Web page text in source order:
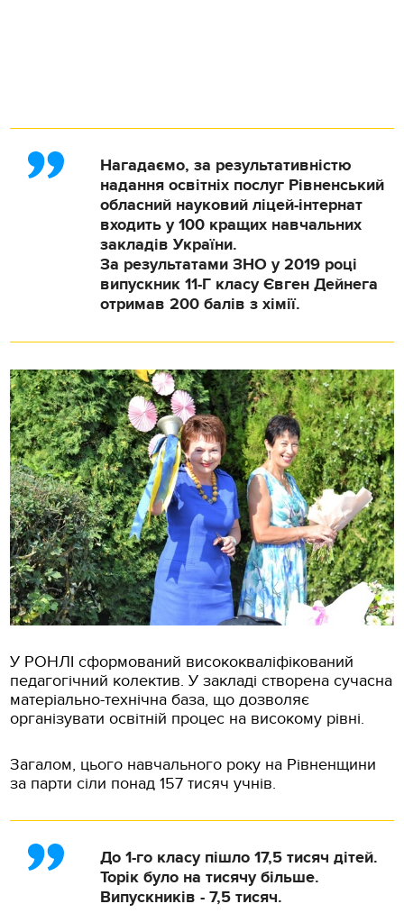
Нагадаємо, за результативністю
надання освітніх послуг Рівненський
обласний науковий ліцей-інтернат
входить у 100 кращих навчальних
закладів України.
За результатами ЗНО у 2019 році
випускник 11-Г класу Євген Дейнега
отримав 200 балів з хімії.
У РОНЛІ сформований висококваліфікований
педагогічний колектив. У закладі створена сучасна
матеріально-технічна база, що дозволяє
організувати освітній процес на високому рівні.
Загалом, цього навчального року на Рівненщини
за парти сіли понад 157 тисяч учнів.
До 1-го класу пішло 17,5 тисяч дітей.
Торік було на тисячу більше.
Випускників - 7,5 тисяч.